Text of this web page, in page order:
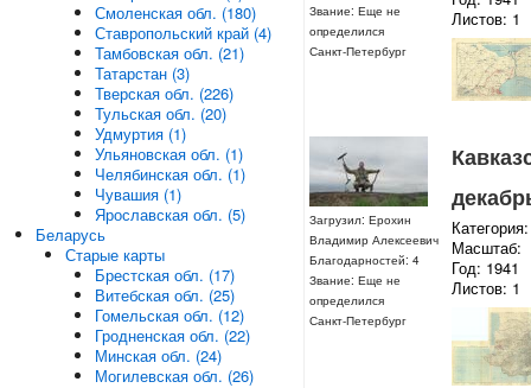
Звание: Еще не
определился
Санкт-Петербург
Листов: 1
Загрузил: Ерохин
Владимир Алексеевич
Благодарностей: 4
Звание: Еще не
определился
Санкт-Петербург
Масштаб:
Год: 1941
Листов: 1
Смоленская обл. (180)
Ставропольский край (4)
Тамбовская обл. (21)
Татарстан (3)
Тверская обл. (226)
Тульская обл. (20)
Удмуртия (1)
Ульяновская обл. (1)
Челябинская обл. (1)
Чувашия (1)
Ярославская обл. (5)
Беларусь
Старые карты
Брестская обл. (17)
Витебская обл. (25)
Гомельская обл. (12)
Гродненская обл. (22)
Минская обл. (24)
Могилевская обл. (26)